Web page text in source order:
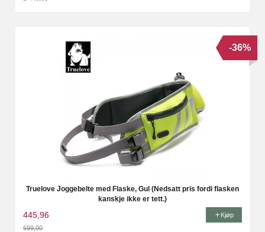
Truelove Joggebelte med Flaske, Gul (Nedsatt pris fordi flasken
kanskje ikke er tett.)
445,96
699,00
-36%
Kjøp